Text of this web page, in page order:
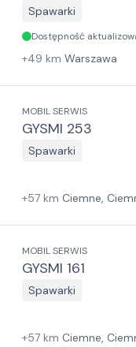
Spawarki
Dostępność
+49 km Warszawa
MOBIL SERWIS
GYSMI 253
Spawarki
+57 km Ciemne,
MOBIL SERWIS
GYSMI 161
Spawarki
+57 km Ciemne,